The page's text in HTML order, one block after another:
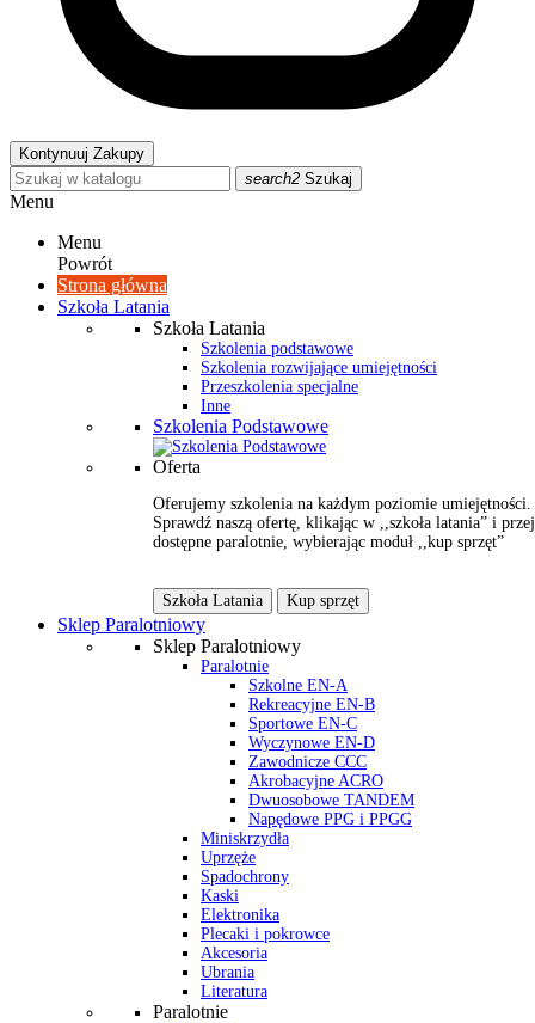
Kontynuuj Zakupy
search2 Szukaj
Menu
Menu
Powrót
Strona główna
Szkoła Latania
Szkoła Latania
Szkolenia podstawowe
Szkolenia rozwijające umiejętności
Przeszkolenia specjalne
Inne
Szkolenia Podstawowe
Oferta
Oferujemy szkolenia na każdym poziomie umiejętności.
Sprawdź naszą ofertę, klikając w ,,szkoła latania” i
dostępne paralotnie, wybierając moduł ,,kup sprzęt”
Szkoła Latania Kup sprzęt
Sklep Paralotniowy
Sklep Paralotniowy
Paralotnie
Szkolne EN-A
Rekreacyjne EN-B
Sportowe EN-C
Wyczynowe EN-D
Zawodnicze CCC
Akrobacyjne ACRO
Dwuosobowe TANDEM
Napędowe PPG i PPGG
Miniskrzydła
Uprzęże
Spadochrony
Kaski
Elektronika
Plecaki i pokrowce
Akcesoria
Ubrania
Literatura
Paralotnie